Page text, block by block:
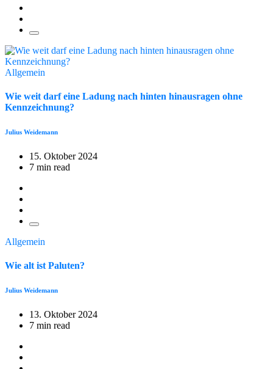
Allgemein
Wie weit darf eine Ladung nach hinten hinausragen ohne
Kennzeichnung?
Julius Weidemann
15. Oktober 2024
7 min read
Allgemein
Wie alt ist Paluten?
Julius Weidemann
13. Oktober 2024
7 min read